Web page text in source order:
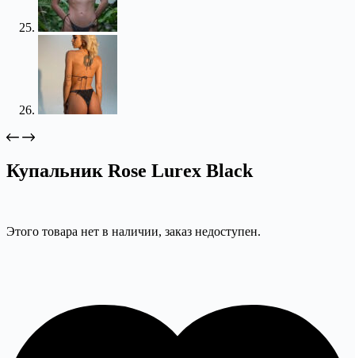
Купальник Rose Lurex Black
Этого товара нет в наличии, заказ недоступен.